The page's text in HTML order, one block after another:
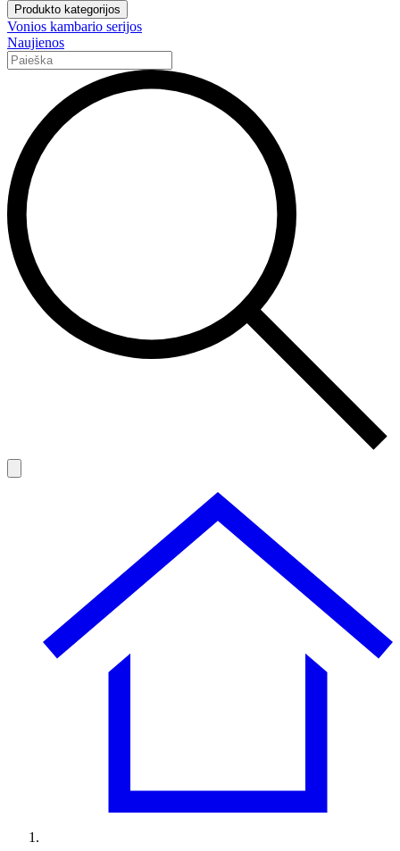
Produkto kategorijos
Vonios kambario serijos
Naujienos